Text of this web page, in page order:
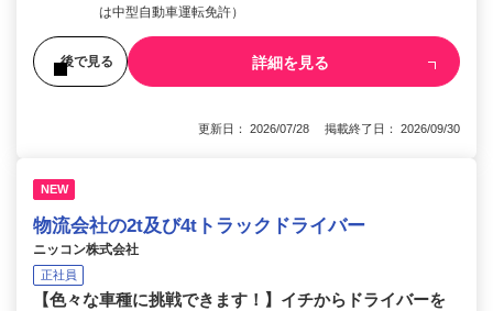
は中型自動車運転免許）
後で見る 詳細を見る
更新日： 2026/07/28 掲載終了日： 2026/09/30
NEW
物流会社の2t及び4tトラックドライバー
ニッコン株式会社
正社員
【色々な車種に挑戦できます！】イチからドライバーを